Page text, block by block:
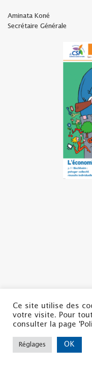
Aminata Koné
Secrétaire Générale
Politique de confidentialité
Mentions légales
Copyright ©2022 | La CSF
Ce site utilise des
votre visite. Pour
consulter la page
Réglages OK